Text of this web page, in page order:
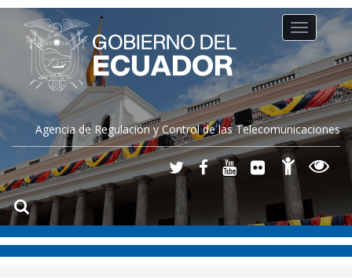
Agencia de Regulación y Control de las Telecomunicaciones
Toggle
navigation